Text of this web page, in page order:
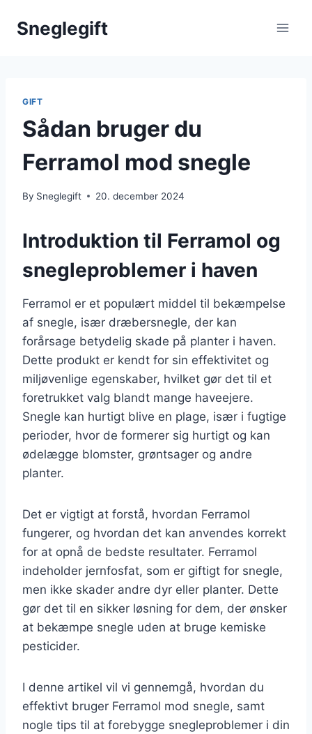
Sneglegift
GIFT
Sådan bruger du
Ferramol mod snegle
By Sneglegift 20. december 2024
Introduktion til Ferramol og
snegleproblemer i haven
Ferramol er et populært middel til bekæmpelse
af snegle, især dræbersnegle, der kan
forårsage betydelig skade på planter i haven.
Dette produkt er kendt for sin effektivitet og
miljøvenlige egenskaber, hvilket gør det til et
foretrukket valg blandt mange haveejere.
Snegle kan hurtigt blive en plage, især i fugtige
perioder, hvor de formerer sig hurtigt og kan
ødelægge blomster, grøntsager og andre
planter.
Det er vigtigt at forstå, hvordan Ferramol
fungerer, og hvordan det kan anvendes korrekt
for at opnå de bedste resultater. Ferramol
indeholder jernfosfat, som er giftigt for snegle,
men ikke skader andre dyr eller planter. Dette
gør det til en sikker løsning for dem, der ønsker
at bekæmpe snegle uden at bruge kemiske
pesticider.
I denne artikel vil vi gennemgå, hvordan du
effektivt bruger Ferramol mod snegle, samt
nogle tips til at forebygge snegleproblemer i din